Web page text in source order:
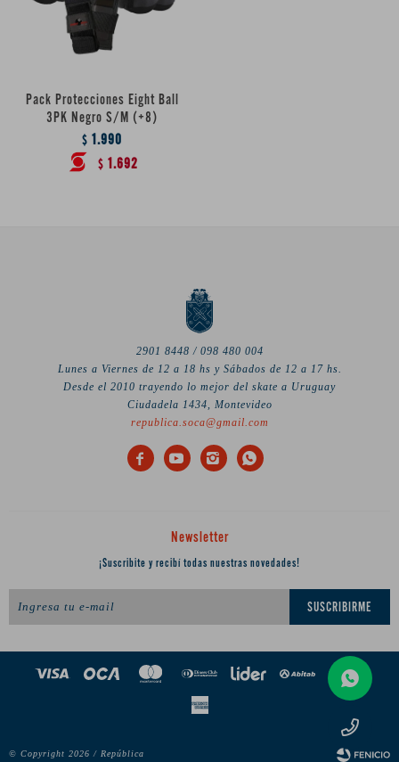
Pack Protecciones Eight Ball
3PK Negro S/M (+8)
$ 1.990
$ 1.692
2901 8448 / 098 480 004
Lunes a Viernes de 12 a 18 hs y Sábados de 12 a 17 hs.
Desde el 2010 trayendo lo mejor del skate a Uruguay
Ciudadela 1434, Montevideo
republica.soca@gmail.com
   
Newsletter
¡Suscribite y recibí todas nuestras novedades!
SUSCRIBIRME
© Copyright 2026 / República